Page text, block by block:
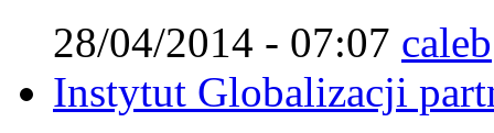
28/04/2014 - 07:07 caleb
Instytut Globalizacji